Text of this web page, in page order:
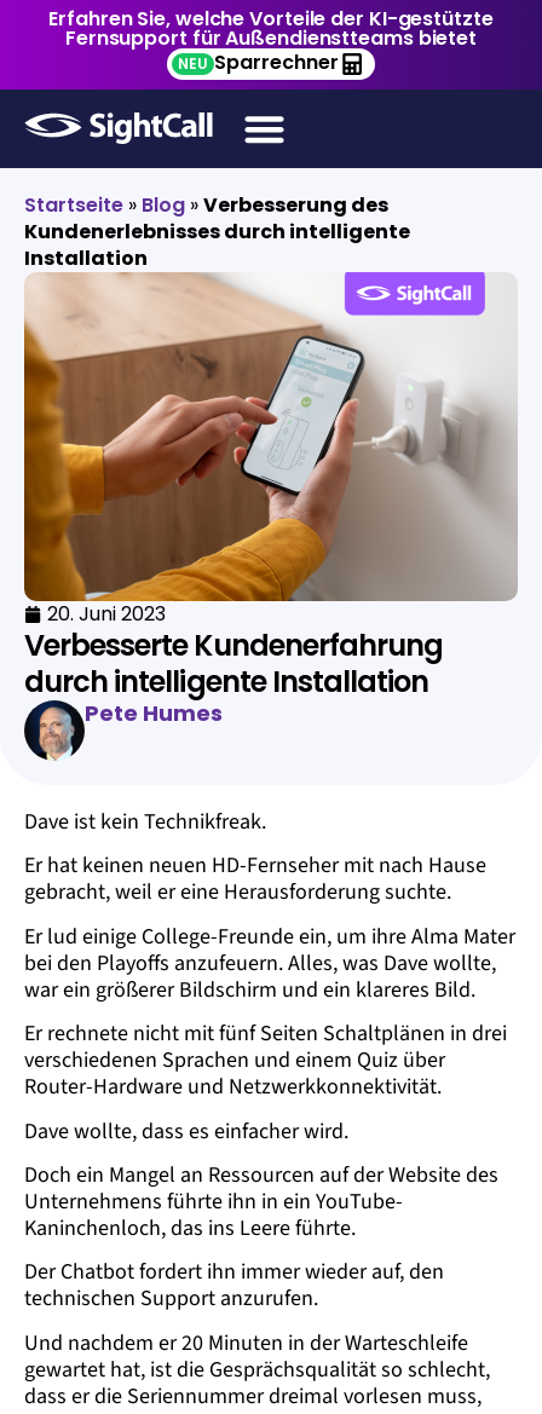
Erfahren Sie, welche Vorteile der KI-gestützte
Fernsupport für Außendienstteams bietet
NEU Sparrechner
Startseite » Blog »Verbesserung des
Kundenerlebnisses durch intelligente
Installation
20. Juni 2023
Verbesserte Kundenerfahrung
durch intelligente Installation
Pete Humes
Dave ist kein Technikfreak.
Er hat keinen neuen HD-Fernseher mit nach Hause
gebracht, weil er eine Herausforderung suchte.
Er lud einige College-Freunde ein, um ihre Alma Mater
bei den Playoffs anzufeuern. Alles, was Dave wollte,
war ein größerer Bildschirm und ein klareres Bild.
Er rechnete nicht mit fünf Seiten Schaltplänen in drei
verschiedenen Sprachen und einem Quiz über
Router-Hardware und Netzwerkkonnektivität.
Dave wollte, dass es einfacher wird.
Doch ein Mangel an Ressourcen auf der Website des
Unternehmens führte ihn in ein YouTube-
Kaninchenloch, das ins Leere führte.
Der Chatbot fordert ihn immer wieder auf, den
technischen Support anzurufen.
Und nachdem er 20 Minuten in der Warteschleife
gewartet hat, ist die Gesprächsqualität so schlecht,
dass er die Seriennummer dreimal vorlesen muss,